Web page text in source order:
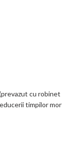
cu
timpilor